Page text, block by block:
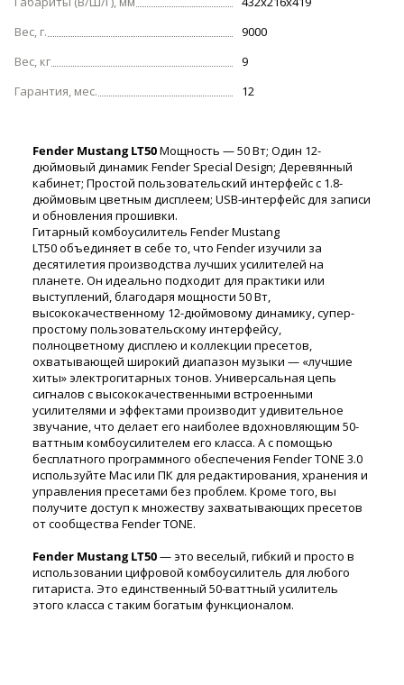
Вес, г.
9000
Вес, кг
9
Гарантия, мес.
12
Fender Mustang LT50Мощность — 50 Вт; Один 12-
дюймовый динамик Fender Special Design; Деревянный
кабинет; Простой пользовательский интерфейс с 1.8-
дюймовым цветным дисплеем; USB-интерфейс для записи
и обновления прошивки.
Гитарный комбоусилитель Fender Mustang
LT50 объединяет в себе то, что Fender изучили за
десятилетия производства лучших усилителей на
планете. Он идеально подходит для практики или
выступлений, благодаря мощности 50 Вт,
высококачественному 12-дюймовому динамику, супер-
простому пользовательскому интерфейсу,
полноцветному дисплею и коллекции пресетов,
охватывающей широкий диапазон музыки — «лучшие
хиты» электрогитарных тонов. Универсальная цепь
сигналов с высококачественными встроенными
усилителями и эффектами производит удивительное
звучание, что делает его наиболее вдохновляющим 50-
ваттным комбоусилителем его класса. А с помощью
бесплатного программного обеспечения Fender TONE 3.0
используйте Mac или ПК для редактирования, хранения и
управления пресетами без проблем. Кроме того, вы
получите доступ к множеству захватывающих пресетов
от сообщества Fender TONE.
Fender Mustang LT50— это веселый, гибкий и просто в
использовании цифровой комбоусилитель для любого
гитариста. Это единственный 50-ваттный усилитель
этого класса с таким богатым функционалом.